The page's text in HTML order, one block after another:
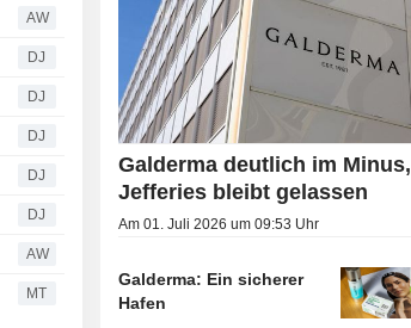
AW
DJ
DJ
DJ
DJ
DJ
AW
MT
Galderma deutlich im Minus,
Jefferies bleibt gelassen
Am 01. Juli 2026 um 09:53 Uhr
Galderma: Ein sicherer
Hafen